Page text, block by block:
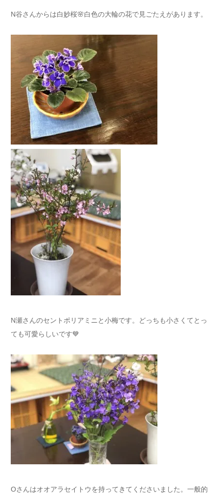
N谷さんからは白妙桜🌸白色の大輪の花で見ごたえがあります。
N瀬さんのセントポリアミニと小梅です。どっちも小さくてとっ
ても可愛らしいです💙
Oさんはオオアラセイトウを持ってきてくださいました。一般的